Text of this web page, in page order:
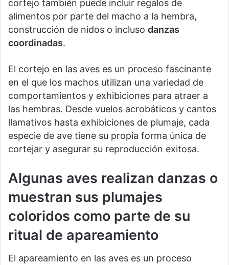
cortejo también puede incluir regalos de
alimentos por parte del macho a la hembra,
construcción de nidos o incluso danzas
coordinadas.
El cortejo en las aves es un proceso fascinante
en el que los machos utilizan una variedad de
comportamientos y exhibiciones para atraer a
las hembras. Desde vuelos acrobáticos y cantos
llamativos hasta exhibiciones de plumaje, cada
especie de ave tiene su propia forma única de
cortejar y asegurar su reproducción exitosa.
Algunas aves realizan danzas o
muestran sus plumajes
coloridos como parte de su
ritual de apareamiento
El apareamiento en las aves es un proceso